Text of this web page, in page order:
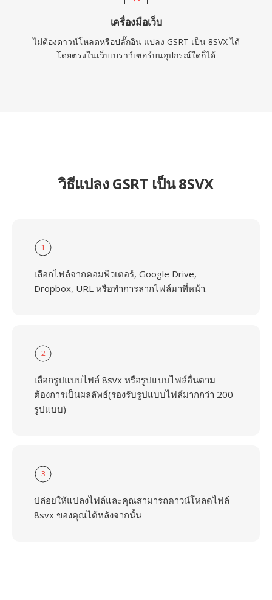
เครื่องมือเว็บ
ไม่ต้องดาวน์โหลดหรือปลั๊กอิน แปลง GSRT เป็น 8SVX ได้
โดยตรงในเว็บเบราว์เซอร์บนอุปกรณ์ใดก็ได้
วิธีแปลง GSRT เป็น 8SVX
1
เลือกไฟล์จากคอมพิวเตอร์, Google Drive,
Dropbox, URL หรือทำการลากไฟล์มาที่หน้า.
2
เลือกรูปแบบไฟล์ 8svx หรือรูปแบบไฟล์อื่นตาม
ต้องการเป็นผลลัพธ์(รองรับรูปแบบไฟล์มากกว่า 200
รูปแบบ)
3
ปล่อยให้แปลงไฟล์และคุณสามารถดาวน์โหลดไฟล์
8svx ของคุณได้หลังจากนั้น